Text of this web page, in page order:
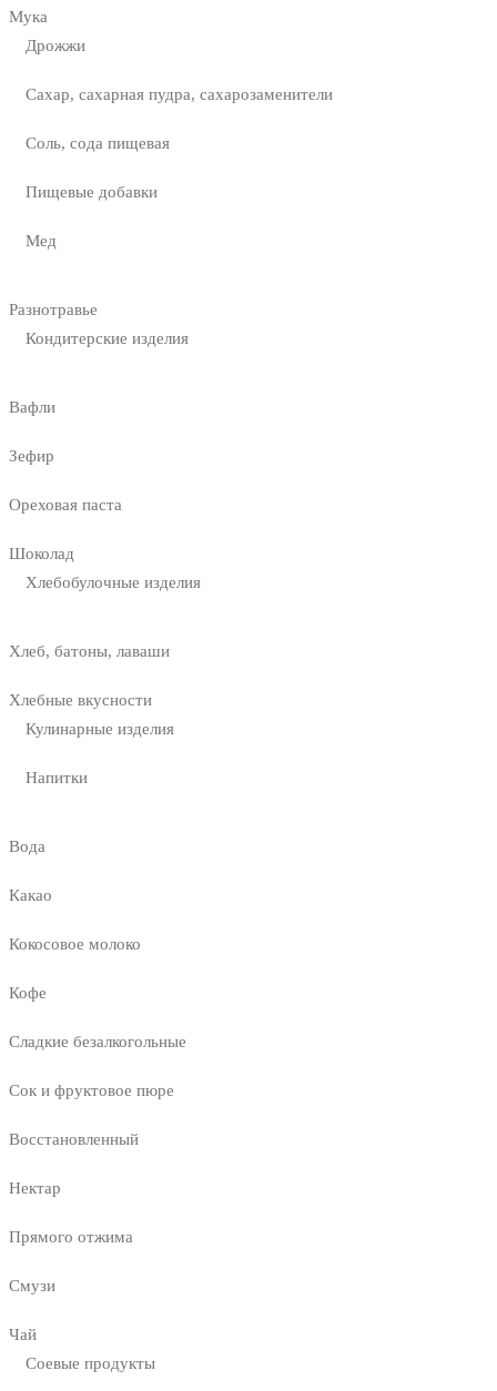
Мука
Дрожжи
Сахар, сахарная пудра, сахарозаменители
Соль, сода пищевая
Пищевые добавки
Мед
Разнотравье
Кондитерские изделия
Вафли
Зефир
Ореховая паста
Шоколад
Хлебобулочные изделия
Хлеб, батоны, лаваши
Хлебные вкусности
Кулинарные изделия
Напитки
Вода
Какао
Кокосовое молоко
Кофе
Сладкие безалкогольные
Сок и фруктовое пюре
Восстановленный
Нектар
Прямого отжима
Смузи
Чай
Соевые продукты